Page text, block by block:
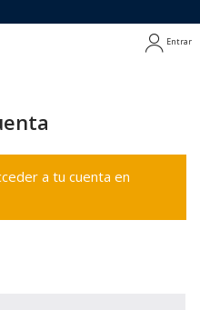
Entrar
a tu cuenta en